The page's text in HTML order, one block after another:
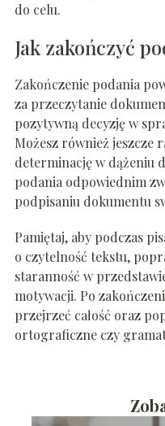
do celu.
Jak zakończyć
Zakończenie podania
za przeczytanie
pozytywną decyzję w
Możesz również jeszcze
determinację w dążeniu
podania odpowiednim
podpisaniu dokumentu
Pamiętaj, aby podczas
o czytelność tekstu,
staranność w
motywacji. Po
przejrzeć całość oraz
ortograficzne czy